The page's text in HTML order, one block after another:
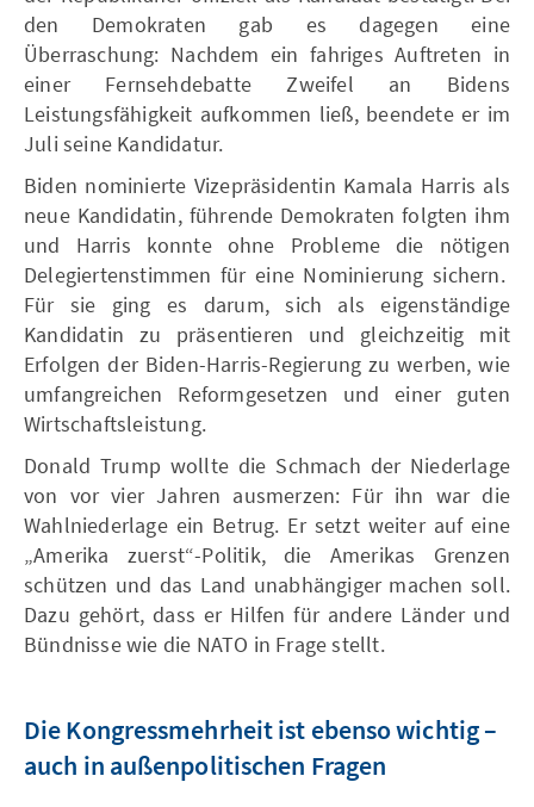
den Demokraten gab es dagegen eine
Überraschung: Nachdem ein fahriges Auftreten in
einer Fernsehdebatte Zweifel an Bidens
Leistungsfähigkeit aufkommen ließ, beendete er im
Juli seine Kandidatur.
Biden nominierte Vizepräsidentin Kamala Harris als
neue Kandidatin, führende Demokraten folgten ihm
und Harris konnte ohne Probleme die nötigen
Delegiertenstimmen für eine Nominierung sichern.
Für sie ging es darum, sich als eigenständige
Kandidatin zu präsentieren und gleichzeitig mit
Erfolgen der Biden-Harris-Regierung zu werben, wie
umfangreichen Reformgesetzen und einer guten
Wirtschaftsleistung.
Donald Trump wollte die Schmach der Niederlage
von vor vier Jahren ausmerzen: Für ihn war die
Wahlniederlage ein Betrug. Er setzt weiter auf eine
„Amerika zuerst“-Politik, die Amerikas Grenzen
schützen und das Land unabhängiger machen soll.
Dazu gehört, dass er Hilfen für andere Länder und
Bündnisse wie die NATO in Frage stellt.
Die Kongressmehrheit ist ebenso wichtig –
auch in außenpolitischen Fragen